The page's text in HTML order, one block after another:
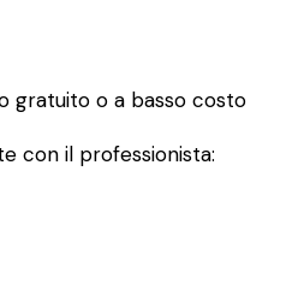
gratuito o a basso costo
con il professionista: